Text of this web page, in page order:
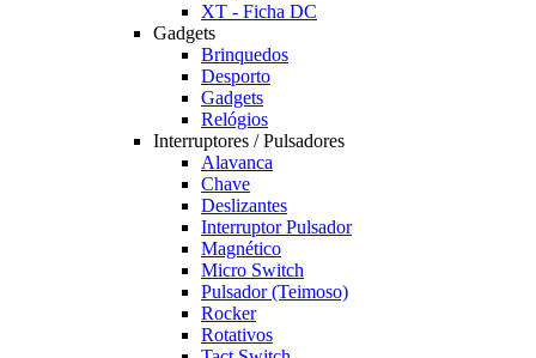
XT - Ficha DC
Gadgets
Brinquedos
Desporto
Gadgets
Relógios
Interruptores / Pulsadores
Alavanca
Chave
Deslizantes
Interruptor Pulsador
Magnético
Micro Switch
Pulsador (Teimoso)
Rocker
Rotativos